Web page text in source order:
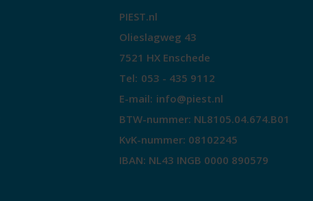
PIEST.nl
Olieslagweg 43
7521 HX Enschede
Tel: 053 - 435 9112
E-mail: info@piest.nl
BTW-nummer: NL8105.04.674.B01
KvK-nummer: 08102245
IBAN: NL43 INGB 0000 890579